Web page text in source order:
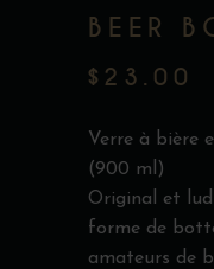
BEER
$ 23.00
Verre à bière
(900 ml)
Original et
forme de
amateurs de